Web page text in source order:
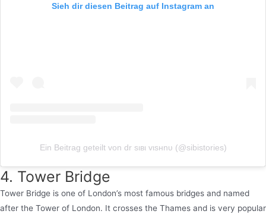
Sieh dir diesen Beitrag auf Instagram an
Ein Beitrag geteilt von dr ѕιвι vιѕнnυ (@sibistories)
4. Tower Bridge
Tower Bridge is one of London’s most famous bridges and named
after the Tower of London. It crosses the Thames and is very popular